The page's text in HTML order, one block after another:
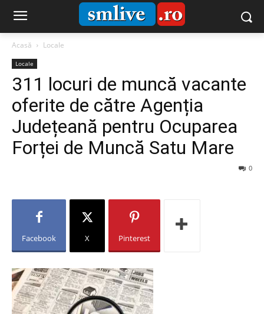
Acasă Locale
Locale
311 locuri de muncă vacante
oferite de către Agenția
Județeană pentru Ocuparea
Forței de Muncă Satu Mare
0
Facebook X Pinterest